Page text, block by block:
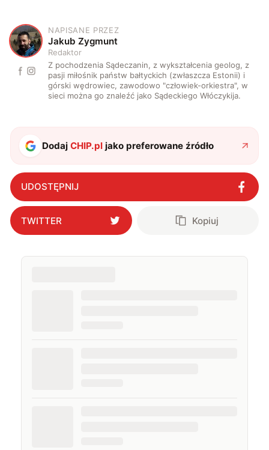
J
NAPISANE PRZEZ
Jakub Zygmunt
Redaktor
Z pochodzenia Sądeczanin, z wykształcenia geolog, z
pasji miłośnik państw bałtyckich (zwłaszcza Estonii) i
górski wędrowiec, zawodowo "człowiek-orkiestra", w
sieci można go znaleźć jako Sądeckiego Włóczykija.
DodajCHIP.pl jako preferowane źródło
UDOSTĘPNIJ
TWITTER Kopiuj